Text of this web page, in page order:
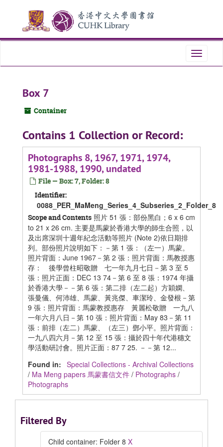
content
Toggle
Box 7
Container
Contains 1 Collection or Record:
Photographs 8, 1967, 1971, 1974,
1981-1988, 1990, undated
File — Box: 7, Folder: 8
Identifier:
0088_PER_MaMeng_Series_4_Subseries_2_Folder_8
Scope and Contents 照片 51 張：部份黑白；6 x 6 cm
to 21 x 26 cm. 主要是馬蒙於香港大學的師生合照，以
及出席深圳十週年紀念活動等照片 (Note 2)依日期排
列。部份照片說明如下：－第 1 張：（左一）馬蒙。
照片背面：June 1967－第 2 張：照片背面：馬教授惠
存： 後學曾柱昭敬贈 七一年九月七日－第 3 至 5
張：照片正面：DEC 13 74－第 6 至 8 張：1974 年攝
於香港大學－－第 6 張：第二排（左二起）方穎嫻、
張曼儀、何沛雄、馬蒙、黃兆傑、車潔玲、金發根－第
9 張：照片背面：馬蒙教授惠存 黃麗松敬贈 一九八
一年六月八日－第 10 張：照片背面：May 83－第 11
張：前排（左二）馬蒙、（左三）鄧小平。照片背面：
一九八四六月－第 12 至 15 張：攝於四十年代港穗文
學活動研討會。照片正面：87 7 25. －－第 12...
Found in: Special Collections - Archival Collections
/ Ma Meng papers 馬蒙書信文件 / Photographs /
Photographs
Filtered By
Child container: Folder 8 X